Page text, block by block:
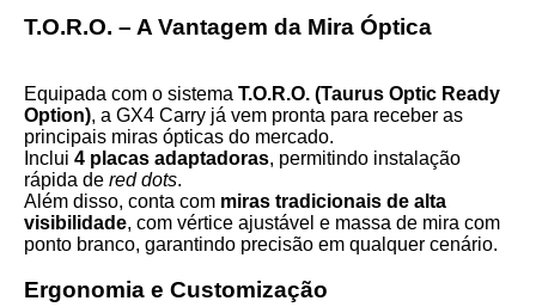
T.O.R.O. – A Vantagem da Mira Óptica
Equipada com o sistema T.O.R.O. (Taurus Optic Ready
Option), a GX4 Carry já vem pronta para receber as
principais miras ópticas do mercado.
Inclui 4 placas adaptadoras, permitindo instalação
rápida de red dots.
Além disso, conta com miras tradicionais de alta
visibilidade, com vértice ajustável e massa de mira com
ponto branco, garantindo precisão em qualquer cenário.
Ergonomia e Customização